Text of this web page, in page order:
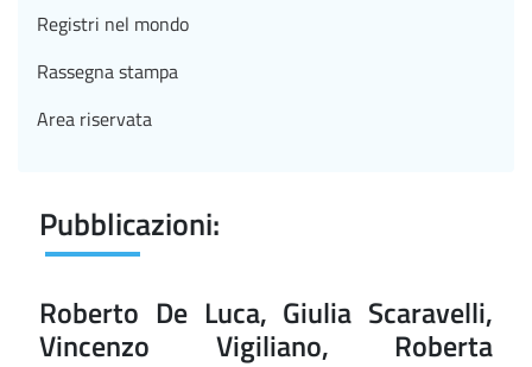
Pubblicazioni:
Roberto De Luca, Giulia Scaravelli,
Vincenzo Vigiliano, Roberta
Registri nel mondo
Rassegna stampa
Area riservata